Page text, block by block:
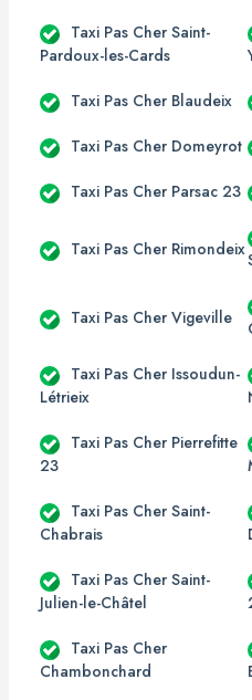
Taxi Pas Cher Saint-
Pardoux-les-Cards
Taxi Pas Cher Blaudeix
Taxi Pas Cher Domeyrot
Taxi Pas Cher Parsac 23
Taxi Pas Cher Rimondeix
Taxi Pas Cher Vigeville
Taxi Pas Cher Issoudun-
Létrieix
Taxi Pas Cher Pierrefitte
23
Taxi Pas Cher Saint-
Chabrais
Taxi Pas Cher Saint-
Julien-le-Châtel
Taxi Pas Cher
Chambonchard